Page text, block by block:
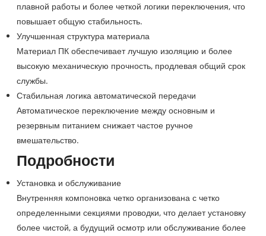
плавной работы и более четкой логики переключения, что
повышает общую стабильность.
Улучшенная структура материала
Материал ПК обеспечивает лучшую изоляцию и более
высокую механическую прочность, продлевая общий срок
службы.
Стабильная логика автоматической передачи
Автоматическое переключение между основным и
резервным питанием снижает частое ручное
вмешательство.
Подробности
Установка и обслуживание
Внутренняя компоновка четко организована с четко
определенными секциями проводки, что делает установку
более чистой, а будущий осмотр или обслуживание более